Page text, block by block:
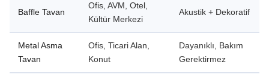
Baffle Tavan
Ofis, AVM, Otel,
Kültür Merkezi
Akustik + Dekoratif
Metal Asma
Tavan
Ofis, Ticari Alan,
Konut
Dayanıklı, Bakım
Gerektirmez